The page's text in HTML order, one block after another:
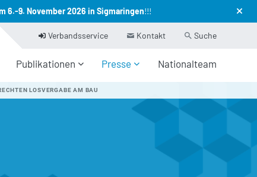
6.-9. November 2026 in Sigmaringen!!!
Publikationen Presse Nationalteam
Verbandsservice Kontakt Suche
LOSVERGABE AM BAU